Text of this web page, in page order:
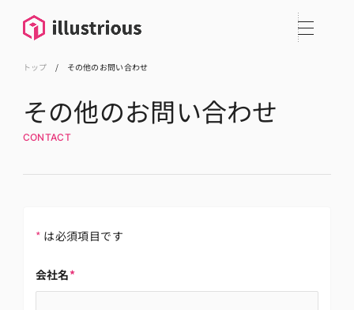
トップ / その他のお問い合わせ
その他のお問い合わせ
CONTACT
* は必須項目です
会社名*